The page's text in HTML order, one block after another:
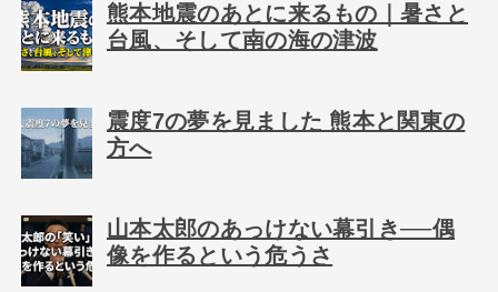
熊本地震のあとに来るもの｜暑さと
台風、そして南の海の津波
震度7の夢を見ました 熊本と関東の
方へ
山本太郎のあっけない幕引き──偶
像を作るという危うさ